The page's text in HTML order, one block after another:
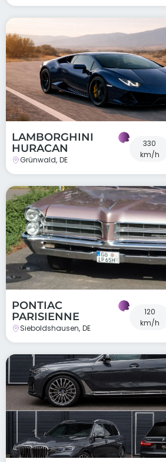
LAMBORGHINI
HURACAN
Grünwald, DE
330
km/h
PONTIAC
PARISIENNE
Sieboldshausen, DE
120
km/h